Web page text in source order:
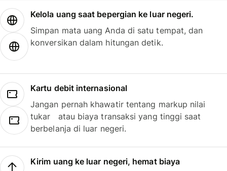
Kelola uang saat bepergian ke luar negeri.
Simpan mata uang Anda di satu tempat, dan
konversikan dalam hitungan detik.
Kartu debit internasional
Jangan pernah khawatir tentang markup nilai
tukar atau biaya transaksi yang tinggi saat
berbelanja di luar negeri.
Kirim uang ke luar negeri, hemat biaya